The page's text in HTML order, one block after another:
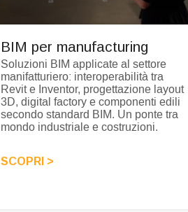
BIM per manufacturing
Soluzioni BIM applicate al settore
manifatturiero: interoperabilità tra
Revit e Inventor, progettazione layout
3D, digital factory e componenti edili
secondo standard BIM. Un ponte tra
mondo industriale e costruzioni.
SCOPRI >